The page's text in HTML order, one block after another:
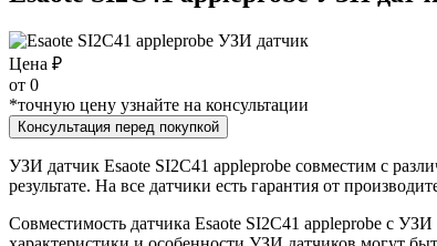
Цена ₽
от 0
*точную цену узнайте на консультации
Консультация перед покупкой
УЗИ датчик Esaote SI2C41 appleprobe совместим с
результате. На все датчики есть гарантия от
Совместимость датчика Esaote SI2C41 appleprobe с